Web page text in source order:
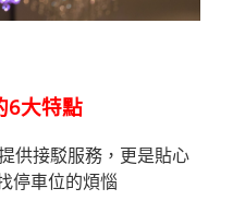
6大特點
供接駁服務，更是貼心
停車位的煩惱